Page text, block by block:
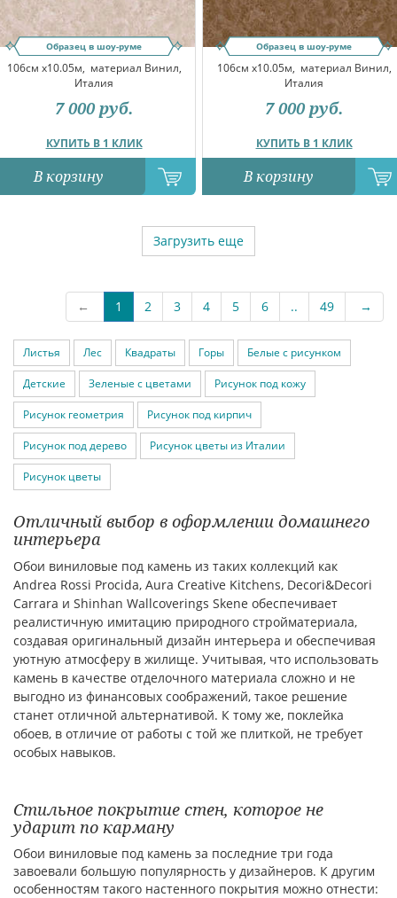
Образец в шоу-руме
106см x10.05м, материал Винил,
Италия
КУПИТЬ В 1 КЛИК
7 000 руб.
В корзину
Образец в шоу-руме
106см x10.05м, материал Винил,
Италия
КУПИТЬ В 1 КЛИК
7 000 руб.
В корзину
Загрузить еще
← 1 2 3 4 5 6 .. 49 →
Листья Лес Квадраты Горы Белые с рисунком
Детские Зеленые с цветами Рисунок под кожу
Рисунок геометрия Рисунок под кирпич
Рисунок под дерево Рисунок цветы из Италии
Рисунок цветы
Отличный выбор в оформлении домашнего
интерьера
Обои виниловые под камень из таких коллекций как
Andrea Rossi Procida, Aura Creative Kitchens, Decori&Decori
Carrara и Shinhan Wallcoverings Skene обеспечивает
реалистичную имитацию природного стройматериала,
создавая оригинальный дизайн интерьера и обеспечивая
уютную атмосферу в жилище. Учитывая, что использовать
камень в качестве отделочного материала сложно и не
выгодно из финансовых соображений, такое решение
станет отличной альтернативой. К тому же, поклейка
обоев, в отличие от работы с той же плиткой, не требует
особых навыков.
Стильное покрытие стен, которое не
ударит по карману
Обои виниловые под камень за последние три года
завоевали большую популярность у дизайнеров. К другим
особенностям такого настенного покрытия можно отнести: